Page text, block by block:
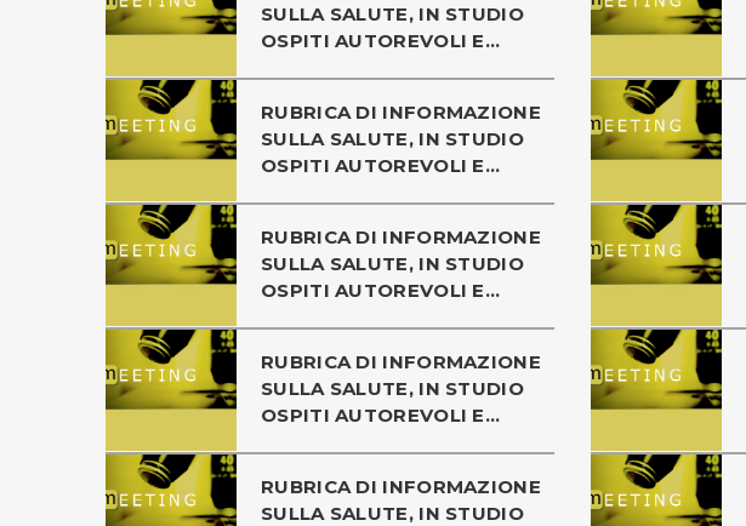
SULLA SALUTE, IN STUDIO
OSPITI AUTOREVOLI E...
RUBRICA DI INFORMAZIONE
SULLA SALUTE, IN STUDIO
OSPITI AUTOREVOLI E...
RUBRICA DI INFORMAZIONE
SULLA SALUTE, IN STUDIO
OSPITI AUTOREVOLI E...
RUBRICA DI INFORMAZIONE
SULLA SALUTE, IN STUDIO
OSPITI AUTOREVOLI E...
RUBRICA DI INFORMAZIONE
SULLA SALUTE, IN STUDIO